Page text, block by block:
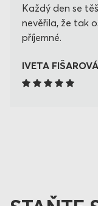
Každý den se
nevěřila, že tak
příjemné.
IVETA FIŠAROVÁ